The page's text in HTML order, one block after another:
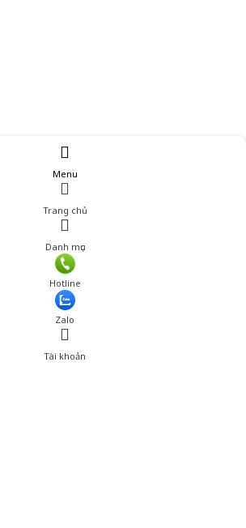
Menu
Trang chủ
Danh mục
Hotline
Zalo
Tài khoản